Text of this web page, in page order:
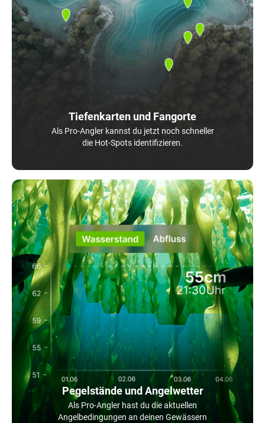
Tiefenkarten und Fangorte
Als Pro-Angler kannst du jetzt noch schneller
die Hot-Spots identifizieren.
Pegelstände und Angelwetter
Als Pro-Angler hast du die aktuellen
Angelbedingungen an deinen Gewässern